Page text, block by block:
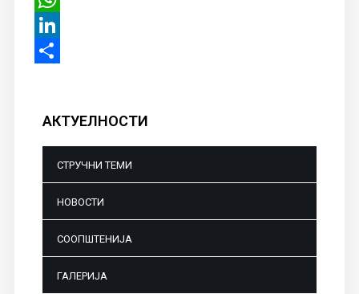
WhatsApp
LinkedIn
АКТУЕЛНОСТИ
СТРУЧНИ ТЕМИ
НОВОСТИ
СООПШТЕНИЈА
ГАЛЕРИЈА